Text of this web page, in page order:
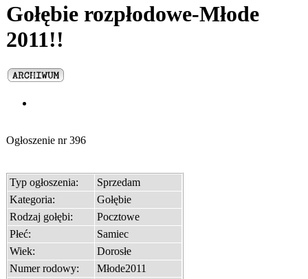
Gołębie rozpłodowe-Młode
2011!!
Ogłoszenie nr396
Typ ogłoszenia:
Sprzedam
Kategoria:
Gołębie
Rodzaj gołębi:
Pocztowe
Płeć:
Samiec
Wiek:
Dorosłe
Numer rodowy:
Młode2011